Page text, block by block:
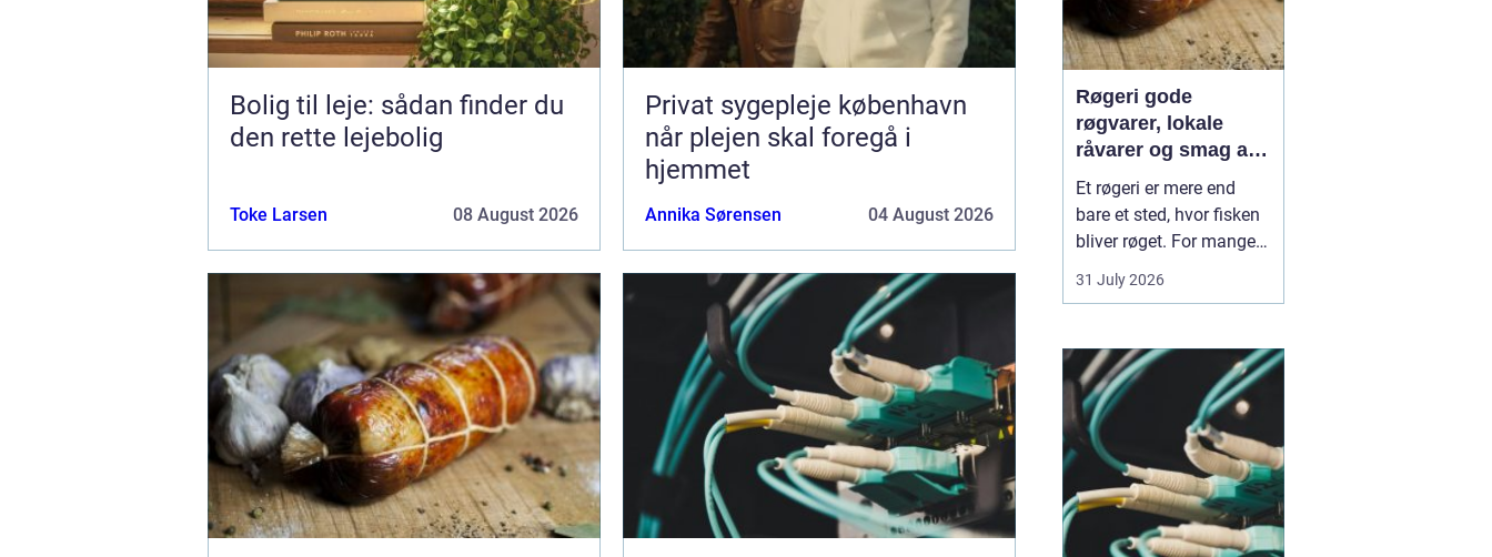
Bolig til leje: sådan finder du
den rette lejebolig
Toke Larsen 08 August 2026
Privat sygepleje københavn
når plejen skal foregå i
hjemmet
Annika Sørensen 04 August 2026
Røgeri gode
røgvarer, lokale
råvarer og smag af
havet
Et røgeri er mere end
bare et sted, hvor fisken
bliver røget. For mange
er det et samlingspunkt,
hvor lokale råvarer,
mødes. Her bliver
friskfanget fisk
forvandlet til
velsmagende røgvarer,
som både kan nydes i en
hurtig frokost...
31 July 2026